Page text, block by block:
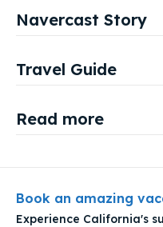
Navercast Story
Travel Guide
Read more
Book an amazing
Experience California's